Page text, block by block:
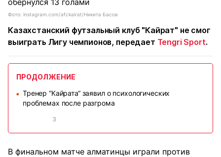
Фото: instagram.com/afckairat/Никита Басов
Казахстанский футзальный клуб "Кайрат" не смог
выиграть Лигу чемпионов, передает Tengri Sport.
ПРОДОЛЖЕНИЕ
■
Тренер “Кайрата“ заявил о психологических
проблемах после разгрома
3
В финальном матче алматинцы играли против